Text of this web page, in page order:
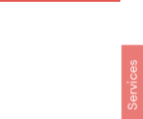
Services